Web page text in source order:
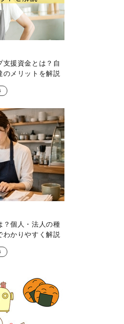
支援資金とは？自
のメリットを解説
？個人・法人の種
わかりやすく解説